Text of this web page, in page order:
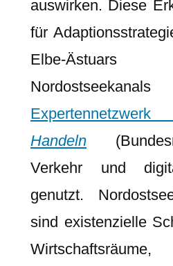
auswirken. Diese
für
Elbe-
Handeln
Verkehr und
genutzt.
sind existenzielle